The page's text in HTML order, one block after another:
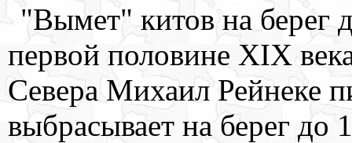
"Вымет" китов на берег
первой половине XIX
Севера Михаил Рейнеке
выбрасывает на берег до